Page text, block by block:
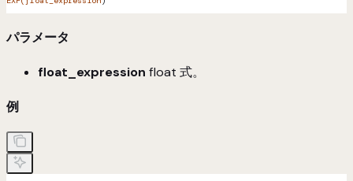
パラメータ
float_expression float 式。
例